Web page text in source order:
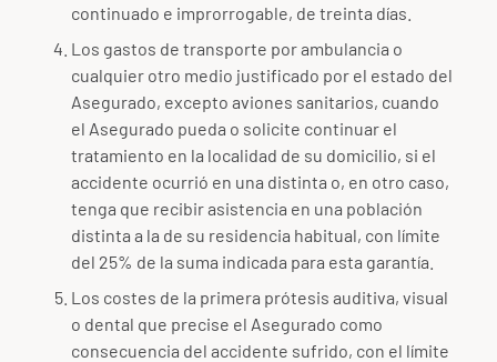
continuado e improrrogable, de treinta días.
Los gastos de transporte por ambulancia o
cualquier otro medio justificado por el estado del
Asegurado, excepto aviones sanitarios, cuando
el Asegurado pueda o solicite continuar el
tratamiento en la localidad de su domicilio, si el
accidente ocurrió en una distinta o, en otro caso,
tenga que recibir asistencia en una población
distinta a la de su residencia habitual, con límite
del 25% de la suma indicada para esta garantía.
Los costes de la primera prótesis auditiva, visual
o dental que precise el Asegurado como
consecuencia del accidente sufrido, con el límite